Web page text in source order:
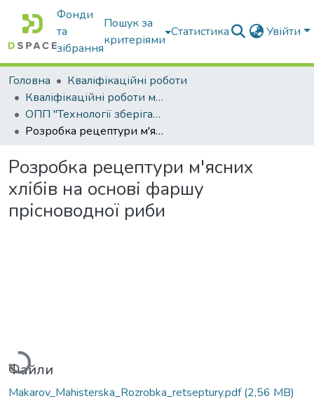
Фонди
та
зібрання
Пошук за
критеріями
Статистика Увійти
Головна
Кваліфікаційні роботи
Кваліфікаційні роботи магістрів
ОПП "Технології зберігання та переробки водних біоресурсів"
Розробка рецептури м'ясних хлібів на основі фаршу прісноводної риби
Розробка рецептури м'ясних
хлібів на основі фаршу
прісноводної риби
Вантажиться...
Файли
Makarov_Mahisterska_Rozrobka_retseptury.pdf(2,56 MB)